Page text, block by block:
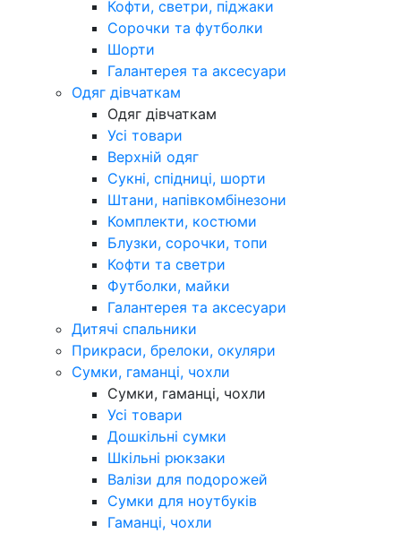
Кофти, светри, піджаки
Сорочки та футболки
Шорти
Галантерея та аксесуари
Одяг дівчаткам
Одяг дівчаткам
Усі товари
Верхній одяг
Сукні, спідниці, шорти
Штани, напівкомбінезони
Комплекти, костюми
Блузки, сорочки, топи
Кофти та светри
Футболки, майки
Галантерея та аксесуари
Дитячі спальники
Прикраси, брелоки, окуляри
Сумки, гаманці, чохли
Сумки, гаманці, чохли
Усі товари
Дошкільні сумки
Шкільні рюкзаки
Валізи для подорожей
Сумки для ноутбуків
Гаманці, чохли